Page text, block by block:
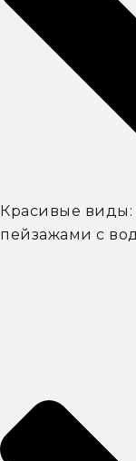
Красивые
пейзажами с